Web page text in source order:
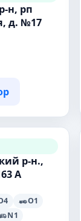
н, рп
д. №17
р-н.,
А
O1
N1